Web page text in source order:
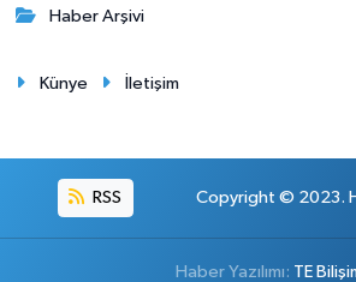
Haber Arşivi
Künye İletişim
RSS Copyright © 2023.
Haber Yazılımı: TE